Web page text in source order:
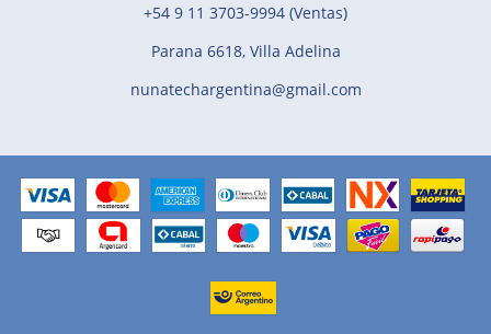
+54 9 11 3703-9994 (Ventas)
Parana 6618, Villa Adelina
nunatechargentina@gmail.com